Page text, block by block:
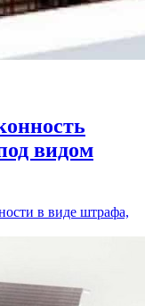
видом
в виде штрафа,